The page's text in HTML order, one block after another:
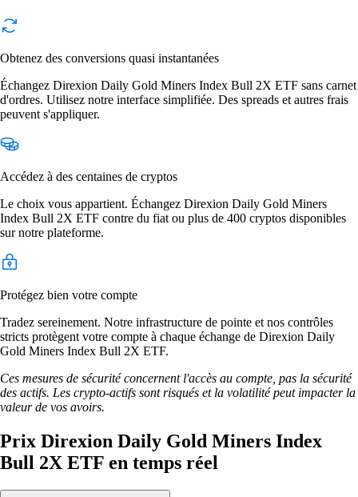
Obtenez des conversions quasi instantanées
Échangez Direxion Daily Gold Miners Index Bull 2X ETF sans carnet
d'ordres. Utilisez notre interface simplifiée. Des spreads et autres frais
peuvent s'appliquer.
Accédez à des centaines de cryptos
Le choix vous appartient. Échangez Direxion Daily Gold Miners
Index Bull 2X ETF contre du fiat ou plus de 400 cryptos disponibles
sur notre plateforme.
Protégez bien votre compte
Tradez sereinement. Notre infrastructure de pointe et nos contrôles
stricts protègent votre compte à chaque échange de Direxion Daily
Gold Miners Index Bull 2X ETF.
Ces mesures de sécurité concernent l'accès au compte, pas la sécurité
des actifs. Les crypto-actifs sont risqués et la volatilité peut impacter la
valeur de vos avoirs.
Prix Direxion Daily Gold Miners Index
Bull 2X ETF en temps réel